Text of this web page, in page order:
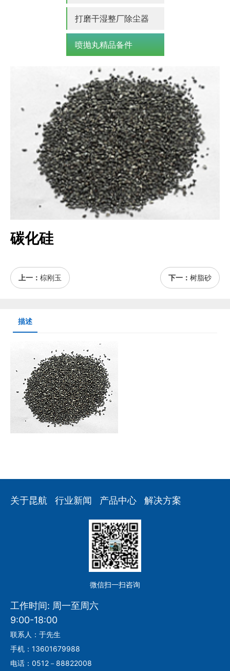
打磨干湿整厂除尘器
喷抛丸精品备件
碳化硅
上一： 棕刚玉 下一： 树脂砂
描述
关于昆航 行业新闻 产品中心 解决方案
微信扫一扫咨询
工作时间: 周一至周六
9:00-18:00
联系人：于先生
手机：13601679988
电话：0512－88822008